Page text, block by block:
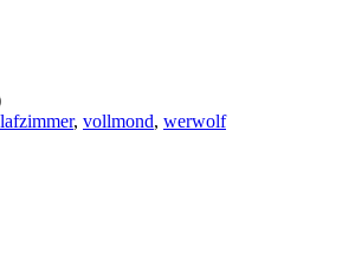
, vollmond, werwolf